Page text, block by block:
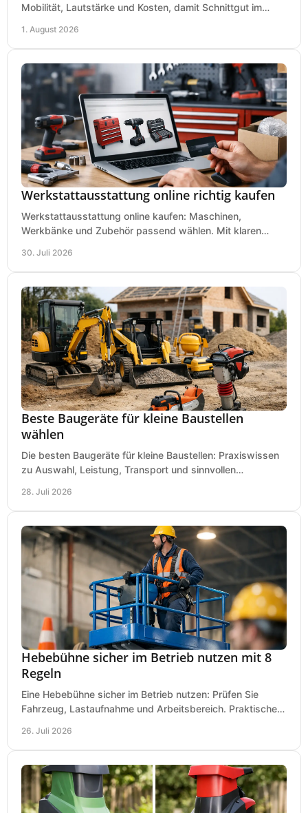
Mobilität, Lautstärke und Kosten, damit Schnittgut im
1. August 2026
Werkstattausstattung online richtig kaufen
Werkstattausstattung online kaufen: Maschinen,
Werkbänke und Zubehör passend wählen. Mit klaren
30. Juli 2026
Beste Baugeräte für kleine Baustellen
wählen
Die besten Baugeräte für kleine Baustellen: Praxiswissen
zu Auswahl, Leistung, Transport und sinnvollen
28. Juli 2026
Hebebühne sicher im Betrieb nutzen mit 8
Regeln
Eine Hebebühne sicher im Betrieb nutzen: Prüfen Sie
Fahrzeug, Lastaufnahme und Arbeitsbereich. Praktische
26. Juli 2026